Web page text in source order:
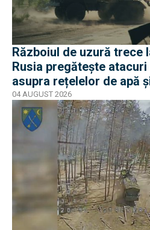
Războiul de uzură trece
Rusia pregătește
asupra rețelelor de apă
04 AUGUST 2026